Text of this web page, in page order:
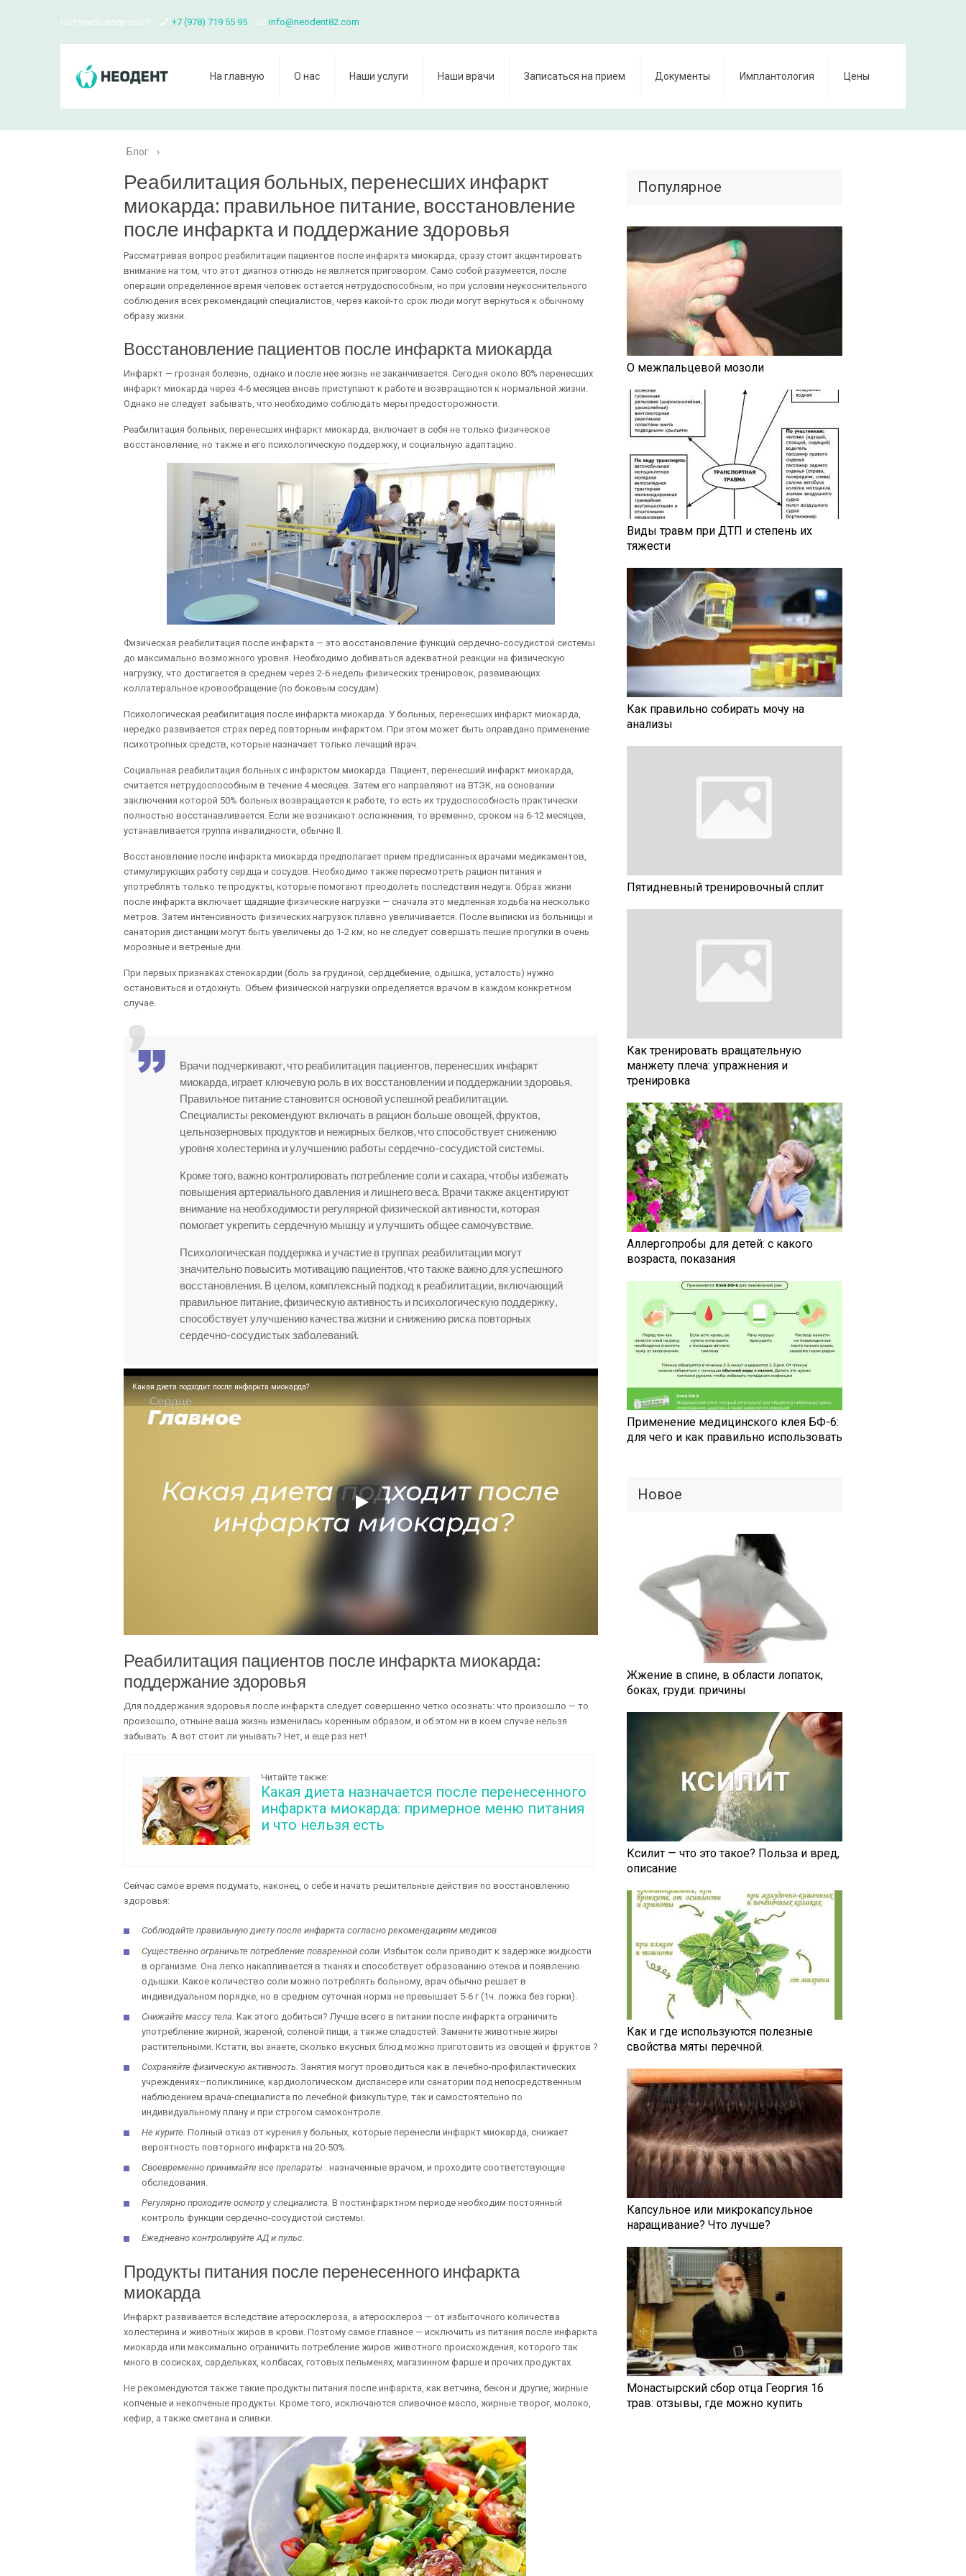
Остались вопросы? +7 (978) 719 55 95 info@neodent82.com
На главную О нас Наши услуги Наши врачи Записаться на прием Документы Имплантология Цены
Блог ›
Реабилитация больных, перенесших инфаркт
миокарда: правильное питание, восстановление
после инфаркта и поддержание здоровья
Рассматривая вопрос реабилитации пациентов после инфаркта миокарда, сразу стоит акцентировать
внимание на том, что этот диагноз отнюдь не является приговором. Само собой разумеется, после
операции определенное время человек остается нетрудоспособным, но при условии неукоснительного
соблюдения всех рекомендаций специалистов, через какой-то срок люди могут вернуться к обычному
образу жизни.
Восстановление пациентов после инфаркта миокарда
Инфаркт — грозная болезнь, однако и после нее жизнь не заканчивается. Сегодня около 80% перенесших
инфаркт миокарда через 4-6 месяцев вновь приступают к работе и возвращаются к нормальной жизни.
Однако не следует забывать, что необходимо соблюдать меры предосторожности.
Реабилитация больных, перенесших инфаркт миокарда, включает в себя не только физическое
восстановление, но также и его психологическую поддержку, и социальную адаптацию.
Физическая реабилитация после инфаркта — это восстановление функций сердечно-сосудистой системы
до максимально возможного уровня. Необходимо добиваться адекватной реакции на физическую
нагрузку, что достигается в среднем через 2-6 недель физических тренировок, развивающих
коллатеральное кровообращение (по боковым сосудам).
Психологическая реабилитация после инфаркта миокарда. У больных, перенесших инфаркт миокарда,
нередко развивается страх перед повторным инфарктом. При этом может быть оправдано применение
психотропных средств, которые назначает только лечащий врач.
Социальная реабилитация больных с инфарктом миокарда. Пациент, перенесший инфаркт миокарда,
считается нетрудоспособным в течение 4 месяцев. Затем его направляют на ВТЭК, на основании
заключения которой 50% больных возвращается к работе, то есть их трудоспособность практически
полностью восстанавливается. Если же возникают осложнения, то временно, сроком на 6-12 месяцев,
устанавливается группа инвалидности, обычно II.
Восстановление после инфаркта миокарда предполагает прием предписанных врачами медикаментов,
стимулирующих работу сердца и сосудов. Необходимо также пересмотреть рацион питания и
употреблять только те продукты, которые помогают преодолеть последствия недуга. Образ жизни
после инфаркта включает щадящие физические нагрузки — сначала это медленная ходьба на несколько
метров. Затем интенсивность физических нагрузок плавно увеличивается. После выписки из больницы и
санатория дистанции могут быть увеличены до 1-2 км; но не следует совершать пешие прогулки в очень
морозные и ветреные дни.
При первых признаках стенокардии (боль за грудиной, сердцебиение, одышка, усталость) нужно
остановиться и отдохнуть. Объем физической нагрузки определяется врачом в каждом конкретном
случае.
Врачи подчеркивают, что реабилитация пациентов, перенесших инфаркт
миокарда, играет ключевую роль в их восстановлении и поддержании здоровья.
Правильное питание становится основой успешной реабилитации.
Специалисты рекомендуют включать в рацион больше овощей, фруктов,
цельнозерновых продуктов и нежирных белков, что способствует снижению
уровня холестерина и улучшению работы сердечно-сосудистой системы.
Кроме того, важно контролировать потребление соли и сахара, чтобы избежать
повышения артериального давления и лишнего веса. Врачи также акцентируют
внимание на необходимости регулярной физической активности, которая
помогает укрепить сердечную мышцу и улучшить общее самочувствие.
Психологическая поддержка и участие в группах реабилитации могут
значительно повысить мотивацию пациентов, что также важно для успешного
восстановления. В целом, комплексный подход к реабилитации, включающий
правильное питание, физическую активность и психологическую поддержку,
способствует улучшению качества жизни и снижению риска повторных
сердечно-сосудистых заболеваний.
Какая диета подходит после инфаркта миокарда?
Реабилитация пациентов после инфаркта миокарда:
поддержание здоровья
Для поддержания здоровья после инфаркта следует совершенно четко осознать: что произошло — то
произошло, отныне ваша жизнь изменилась коренным образом, и об этом ни в коем случае нельзя
забывать. А вот стоит ли унывать? Нет, и еще раз нет!
Читайте также:
Какая диета назначается после перенесенного
инфаркта миокарда: примерное меню питания
и что нельзя есть
Сейчас самое время подумать, наконец, о себе и начать решительные действия по восстановлению
здоровья:
Соблюдайте правильную диету после инфаркта согласно рекомендациям медиков.
Существенно ограничьте потребление поваренной соли. Избыток соли приводит к задержке жидкости
в организме. Она легко накапливается в тканях и способствует образованию отеков и появлению
одышки. Какое количество соли можно потреблять больному, врач обычно решает в
индивидуальном порядке, но в среднем суточная норма не превышает 5-6 г (1ч. ложка без горки).
Снижайте массу тела. Как этого добиться? Лучше всего в питании после инфаркта ограничить
употребление жирной, жареной, соленой пищи, а также сладостей. Замените животные жиры
растительными. Кстати, вы знаете, сколько вкусных блюд можно приготовить из овощей и фруктов ?
Сохраняйте физическую активность. Занятия могут проводиться как в лечебно-профилактических
учреждениях—поликлинике, кардиологическом диспансере или санатории под непосредственным
наблюдением врача-специалиста по лечебной физкультуре, так и самостоятельно по
индивидуальному плану и при строгом самоконтроле.
Не курите. Полный отказ от курения у больных, которые перенесли инфаркт миокарда, снижает
вероятность повторного инфаркта на 20-50%.
Своевременно принимайте все препараты . назначенные врачом, и проходите соответствующие
обследования.
Регулярно проходите осмотр у специалиста. В постинфарктном периоде необходим постоянный
контроль функции сердечно-сосудистой системы.
Ежедневно контролируйте АД и пульс.
Продукты питания после перенесенного инфаркта
миокарда
Инфаркт развивается вследствие атеросклероза, а атеросклероз — от избыточного количества
холестерина и животных жиров в крови. Поэтому самое главное — исключить из питания после инфаркта
миокарда или максимально ограничить потребление жиров животного происхождения, которого так
много в сосисках, сардельках, колбасах, готовых пельменях, магазинном фарше и прочих продуктах.
Не рекомендуются также такие продукты питания после инфаркта, как ветчина, бекон и другие, жирные
копченые и некопченые продукты. Кроме того, исключаются сливочное масло, жирные творог, молоко,
кефир, а также сметана и сливки.
Популярное
О межпальцевой мозоли
Виды травм при ДТП и степень их
тяжести
Как правильно собирать мочу на
анализы
Пятидневный тренировочный сплит
Как тренировать вращательную
манжету плеча: упражнения и
тренировка
Аллергопробы для детей: с какого
возраста, показания
Применение медицинского клея БФ-6:
для чего и как правильно использовать
Новое
Жжение в спине, в области лопаток,
боках, груди: причины
Ксилит — что это такое? Польза и вред,
описание
Как и где используются полезные
свойства мяты перечной.
Капсульное или микрокапсульное
наращивание? Что лучше?
Монастырский сбор отца Георгия 16
трав: отзывы, где можно купить